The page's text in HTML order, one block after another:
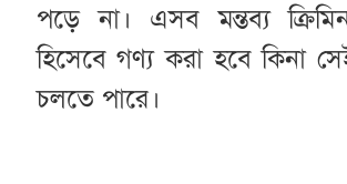
পড়ে না। এসব মন্তব্য
হিসেবে গণ্য করা হবে কিনা
চলতে পারে।